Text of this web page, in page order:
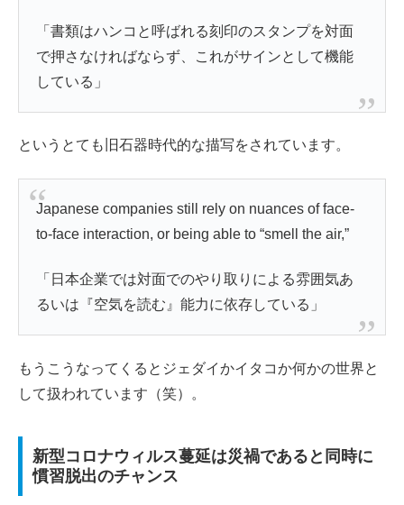
「書類はハンコと呼ばれる刻印のスタンプを対面
で押さなければならず、これがサインとして機能
している」
というとても旧石器時代的な描写をされています。
Japanese companies still rely on nuances of face-
to-face interaction, or being able to “smell the air,”
「日本企業では対面でのやり取りによる雰囲気あ
るいは『空気を読む』能力に依存している」
もうこうなってくるとジェダイかイタコか何かの世界と
して扱われています（笑）。
新型コロナウィルス蔓延は災禍であると同時に
慣習脱出のチャンス